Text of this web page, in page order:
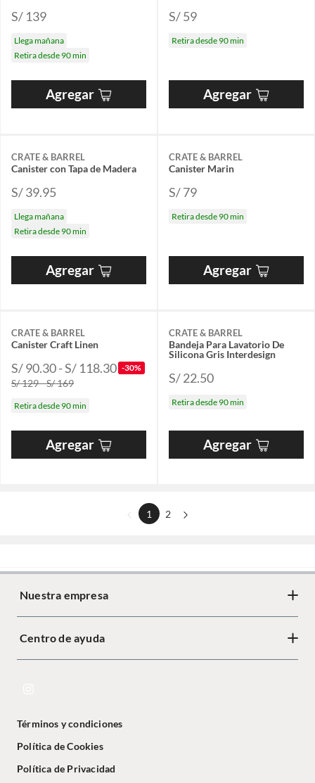
S/ 139
Llega mañana
Retira desde 90 min
Agregar
S/ 59
Retira desde 90 min
Agregar
CRATE & BARREL
Canister con Tapa de Madera
S/ 39.95
Llega mañana
Retira desde 90 min
Agregar
CRATE & BARREL
Canister Marin
S/ 79
Retira desde 90 min
Agregar
CRATE & BARREL
Canister Craft Linen
S/ 90.30 - S/ 118.30 -30%
S/ 129 - S/ 169
Retira desde 90 min
Agregar
CRATE & BARREL
Bandeja Para Lavatorio De
Silicona Gris Interdesign
S/ 22.50
Retira desde 90 min
Agregar
1 2
Nuestra empresa
Centro de ayuda
Términos y condiciones
Política de Cookies
Política de Privacidad